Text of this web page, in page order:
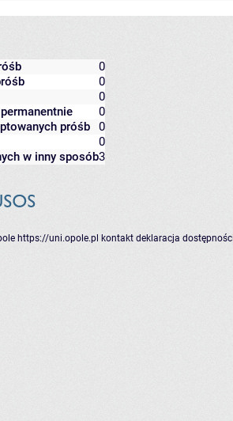
0
0
0
0
próśb
0
0
w inny sposób3
https://uni.opole.pl kontakt deklaracja